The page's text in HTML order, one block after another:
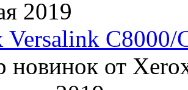
2019
Versalink C8000/
новинок от